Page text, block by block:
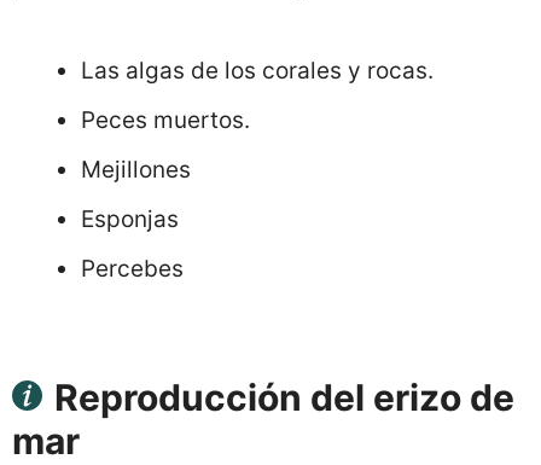
Las algas de los corales y rocas.
Peces muertos.
Mejillones
Esponjas
Percebes
Reproducción del erizo de
mar